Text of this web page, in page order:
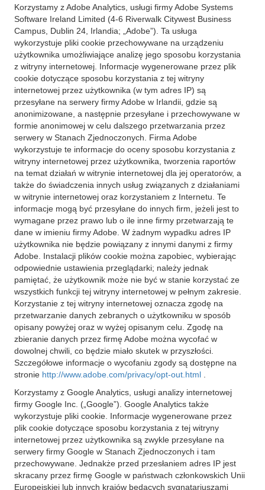
Korzystamy z Adobe Analytics, usługi firmy Adobe Systems
Software Ireland Limited (4-6 Riverwalk Citywest Business
Campus, Dublin 24, Irlandia; „Adobe”). Ta usługa
wykorzystuje pliki cookie przechowywane na urządzeniu
użytkownika umożliwiające analizę jego sposobu korzystania
z witryny internetowej. Informacje wygenerowane przez plik
cookie dotyczące sposobu korzystania z tej witryny
internetowej przez użytkownika (w tym adres IP) są
przesyłane na serwery firmy Adobe w Irlandii, gdzie są
anonimizowane, a następnie przesyłane i przechowywane w
formie anonimowej w celu dalszego przetwarzania przez
serwery w Stanach Zjednoczonych. Firma Adobe
wykorzystuje te informacje do oceny sposobu korzystania z
witryny internetowej przez użytkownika, tworzenia raportów
na temat działań w witrynie internetowej dla jej operatorów, a
także do świadczenia innych usług związanych z działaniami
w witrynie internetowej oraz korzystaniem z Internetu. Te
informacje mogą być przesyłane do innych firm, jeżeli jest to
wymagane przez prawo lub o ile inne firmy przetwarzają te
dane w imieniu firmy Adobe. W żadnym wypadku adres IP
użytkownika nie będzie powiązany z innymi danymi z firmy
Adobe. Instalacji plików cookie można zapobiec, wybierając
odpowiednie ustawienia przeglądarki; należy jednak
pamiętać, że użytkownik może nie być w stanie korzystać ze
wszystkich funkcji tej witryny internetowej w pełnym zakresie.
Korzystanie z tej witryny internetowej oznacza zgodę na
przetwarzanie danych zebranych o użytkowniku w sposób
opisany powyżej oraz w wyżej opisanym celu. Zgodę na
zbieranie danych przez firmę Adobe można wycofać w
dowolnej chwili, co będzie miało skutek w przyszłości.
Szczegółowe informacje o wycofaniu zgody są dostępne na
stronie http://www.adobe.com/privacy/opt-out.html
Korzystamy z Google Analytics, usługi analizy internetowej
firmy Google Inc. („Google”). Google Analytics także
wykorzystuje pliki cookie. Informacje wygenerowane przez
plik cookie dotyczące sposobu korzystania z tej witryny
internetowej przez użytkownika są zwykle przesyłane na
serwery firmy Google w Stanach Zjednoczonych i tam
przechowywane. Jednakże przed przesłaniem adres IP jest
skracany przez firmę Google w państwach członkowskich Unii
Europejskiej lub innych krajów będących sygnatariuszami